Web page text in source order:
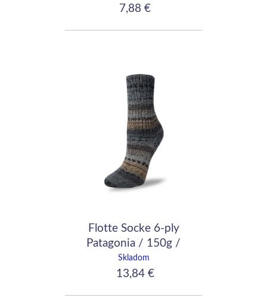
7,88 €
Flotte Socke 6-ply
Patagonia / 150g /
7045
Skladom
13,84 €